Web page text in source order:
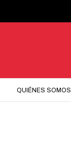
QUIÉNES SOMOS